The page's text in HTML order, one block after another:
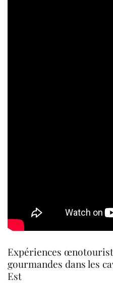
Expériences
gourmandes dans les
Est